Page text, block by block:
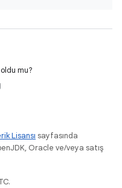
mu?
Lisansı sayfasında
Oracle ve/veya satış